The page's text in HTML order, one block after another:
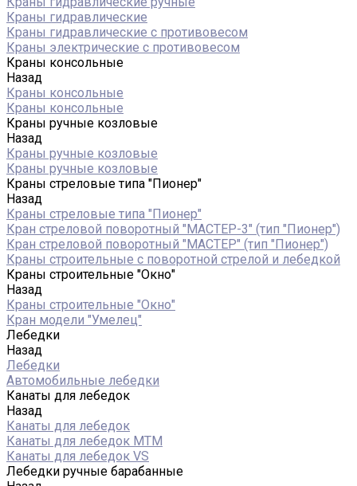
Краны гидравлические
Краны гидравлические с противовесом
Краны электрические с противовесом
Краны консольные
Назад
Краны консольные
Краны консольные
Краны ручные козловые
Назад
Краны ручные козловые
Краны ручные козловые
Краны стреловые типа "Пионер"
Назад
Краны стреловые типа "Пионер"
Кран стреловой поворотный "МАСТЕР-3" (тип "Пионер")
Кран стреловой поворотный "МАСТЕР" (тип "Пионер")
Краны строительные с поворотной стрелой и лебедкой
Краны строительные "Окно"
Назад
Краны строительные "Окно"
Кран модели "Умелец"
Лебедки
Назад
Лебедки
Автомобильные лебедки
Канаты для лебедок
Назад
Канаты для лебедок
Канаты для лебедок MTM
Канаты для лебедок VS
Лебедки ручные барабанные